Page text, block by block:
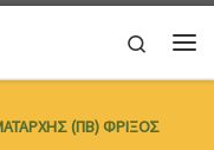
Search
(ΠΒ) ΦΡΙΞΟΣ